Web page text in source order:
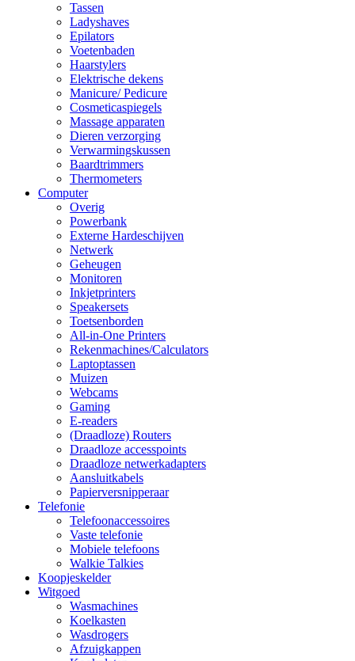
Tassen
Ladyshaves
Epilators
Voetenbaden
Haarstylers
Elektrische dekens
Manicure/ Pedicure
Cosmeticaspiegels
Massage apparaten
Dieren verzorging
Verwarmingskussen
Baardtrimmers
Thermometers
Computer
Overig
Powerbank
Externe Hardeschijven
Netwerk
Geheugen
Monitoren
Inkjetprinters
Speakersets
Toetsenborden
All-in-One Printers
Rekenmachines/Calculators
Laptoptassen
Muizen
Webcams
Gaming
E-readers
(Draadloze) Routers
Draadloze accesspoints
Draadloze netwerkadapters
Aansluitkabels
Papierversnipperaar
Telefonie
Telefoonaccessoires
Vaste telefonie
Mobiele telefoons
Walkie Talkies
Koopjeskelder
Witgoed
Wasmachines
Koelkasten
Wasdrogers
Afzuigkappen